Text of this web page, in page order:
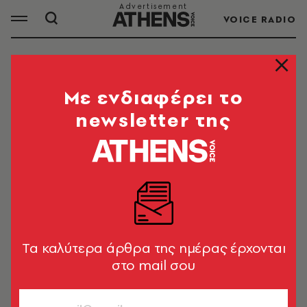
VOICE RADIO
ΕΥΡΩΠΗ
ΟΛΑ ΤΑ ΑΡΘΡΑ ΤΟΥ TAG
ΠΟΛΙΤΙΚΗ & ΟΙΚΟΝΟΜΙΑ
έχει γίνει ο golden retriever
boyfriend των ιδεολογιών
Mε ενδιαφέρει το
newsletter της
Tα καλύτερα άρθρα της ημέρας έρχονται
στο mail σου